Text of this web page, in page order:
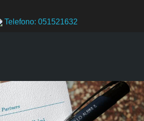
Telefono: 051521632